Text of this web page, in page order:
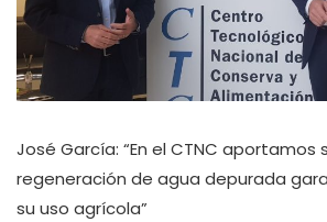
José García: “En el CTNC aportamos
regeneración de agua depurada
su uso agrícola”